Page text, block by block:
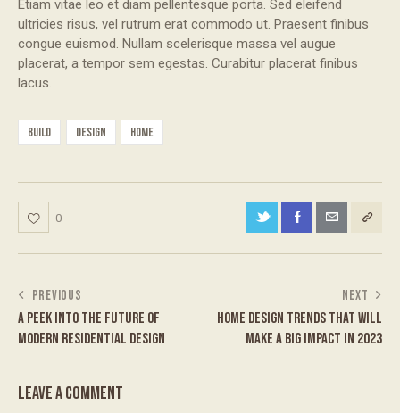
Etiam vitae leo et diam pellentesque porta. Sed eleifend
ultricies risus, vel rutrum erat commodo ut. Praesent finibus
congue euismod. Nullam scelerisque massa vel augue
placerat, a tempor sem egestas. Curabitur placerat finibus
lacus.
build design home
0
PREVIOUS
A PEEK INTO THE FUTURE OF
MODERN RESIDENTIAL DESIGN
NEXT
HOME DESIGN TRENDS THAT WILL
MAKE A BIG IMPACT IN 2023
LEAVE A COMMENT